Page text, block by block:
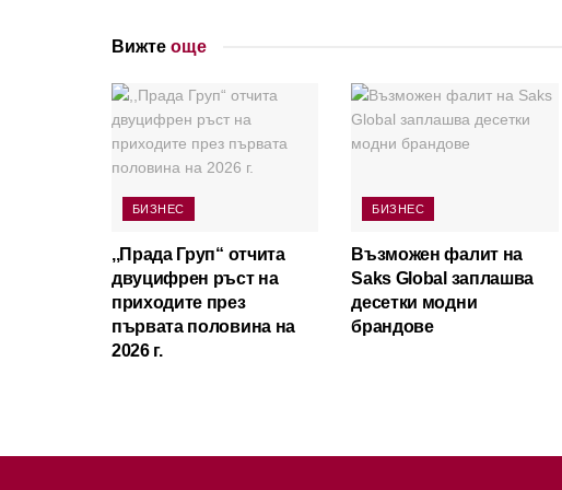
Вижте още
БИЗНЕС
,,Прада Груп“ отчита
двуцифрен ръст на
приходите през
първата половина на
2026 г.
БИЗНЕС
Възможен фалит на
Saks Global заплашва
десетки модни
брандове